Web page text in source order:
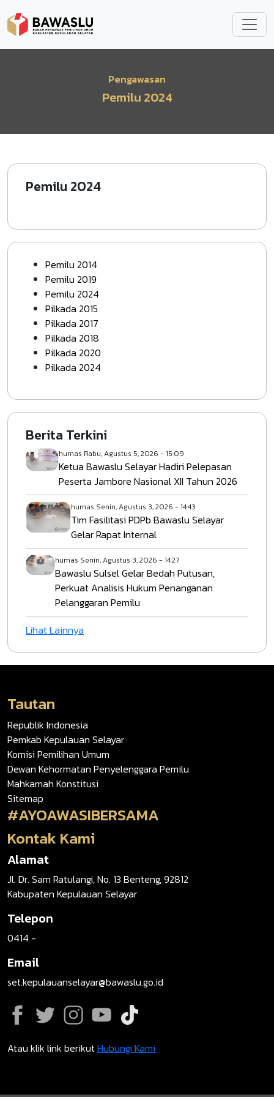
Pengawasan
Pemilu 2024
Pemilu 2024
Pemilu 2014
Pemilu 2019
Pemilu 2024
Pilkada 2015
Pilkada 2017
Pilkada 2018
Pilkada 2020
Pilkada 2024
Berita Terkini
humas Rabu, Agustus 5, 2026 - 15:09
Ketua Bawaslu Selayar Hadiri Pelepasan
Peserta Jambore Nasional XII Tahun 2026
humas Senin, Agustus 3, 2026 - 14:43
Tim Fasilitasi PDPb Bawaslu Selayar
Gelar Rapat Internal
humas Senin, Agustus 3, 2026 - 14:27
Bawaslu Sulsel Gelar Bedah Putusan,
Perkuat Analisis Hukum Penanganan
Pelanggaran Pemilu
Lihat Lainnya
Tautan
Republik Indonesia
Pemkab Kepulauan Selayar
Komisi Pemilihan Umum
Dewan Kehormatan Penyelenggara Pemilu
Mahkamah Konstitusi
Sitemap
#AYOAWASIBERSAMA
Kontak Kami
Alamat
Jl. Dr. Sam Ratulangi, No. 13 Benteng, 92812
Kabupaten Kepulauan Selayar
Telepon
0414 -
Email
set.kepulauanselayar@bawaslu.go.id
Atau klik link berikutHubungi Kami